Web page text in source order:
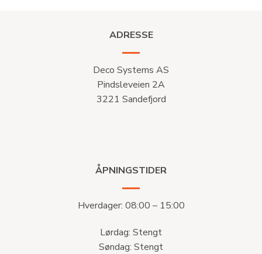
ADRESSE
Deco Systems AS
Pindsleveien 2A
3221 Sandefjord
ÅPNINGSTIDER
Hverdager: 08:00 – 15:00
Lørdag: Stengt
Søndag: Stengt